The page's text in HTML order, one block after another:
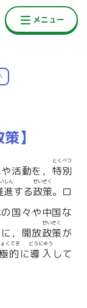
】
活動を， 特別
とくべつ
進
しん
する政策
せいさく
。ロ
国々や中国な
，開放政策
せいさく
が
的
くてき
に導入
どうにゅう
して